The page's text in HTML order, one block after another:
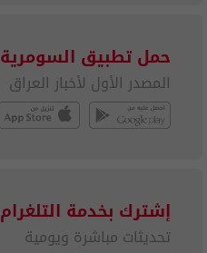
حمل تطبيق السومرية
المصدر الأول لأخبار العراق
إشترك بخدمة التلغرام
تحديثات مباشرة ويومية